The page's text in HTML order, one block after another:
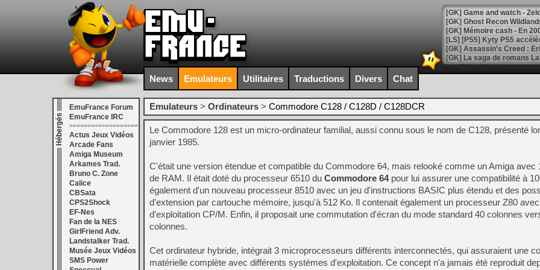
[Mo5] DOOM arrive en
[GK] Bethesda fête les 30
[GK] Roblox : l'action en
[GK] Agenda - GeForce
[GK] Devolver Digital en a
[LS] [PS5] ps5-y2jb-
[GK] Pourquoi Marvel
[GK] Test : Restory : Chill
[GK] GTA 6 : Rockstar
[GK] Hot Wheels Infinite
[GK] Mémoire cash -
[GK] Résultats Nintendo :
[GK] Déjà des
[Mo5] Brickboy cherche à
[GK] Minecraft et ses «
News Emulateurs Utilitaires Traductions Divers Chat
EmuFrance Forum
EmuFrance IRC
===================
Actus Jeux Vidéos
Arcade Fans
Amiga Museum
Arkames Trad.
Bruno C. Zone
Calice
CBSata
CPS2Shock
EF-Nes
Fan de la NES
GirlFriend Adv.
Landstalker Trad.
Musée Jeux Vidéos
SMS Power
Emulateurs > Ordinateurs > Commodore C128 / C128D / C128DCR
Le Commodore 128 est un micro-ordinateur familial, aussi connu sous le nom de C128, présenté
janvier 1985.
C'était une version étendue et compatible du Commodore 64, mais relooké comme un Amiga avec
de RAM. Il était doté du processeur 6510 du Commodore 64pour lui assurer une compatibilité à
également d'un nouveau processeur 8510 avec un jeu d'instructions BASIC plus étendu et des
d'extension par cartouche mémoire, jusqu'à 512 Ko. Il contenait également un processeur Z80
d'exploitation CP/M. Enfin, il proposait une commutation d'écran du mode standard 40 colonnes
colonnes.
Cet ordinateur hybride, intégrait 3 microprocesseurs différents interconnectés, qui assuraient une
matérielle complète avec différents systèmes d'exploitation. Ce concept n'a jamais été reproduit